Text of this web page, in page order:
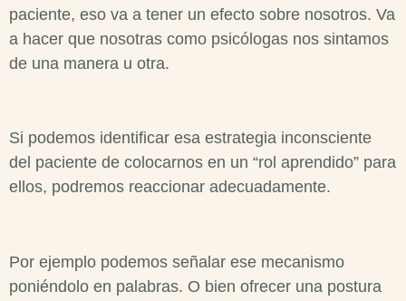
paciente, eso va a tener un efecto sobre nosotros. Va
a hacer que nosotras como psicólogas nos sintamos
de una manera u otra.
Si podemos identificar esa estrategia inconsciente
del paciente de colocarnos en un “rol aprendido” para
ellos, podremos reaccionar adecuadamente.
Por ejemplo podemos señalar ese mecanismo
poniéndolo en palabras. O bien ofrecer una postura